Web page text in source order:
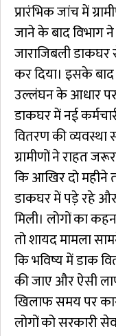
प्रारंभिक जांच में
जाने के बाद विभाग
जाराजिबली डाकघर
कर दिया। इसके
उल्लंघन के आधार पर
डाकघर में नई
वितरण की व्यवस्था
ग्रामीणों ने राहत
कि आखिर दो महीने
डाकघर में पड़े रहे और
मिली। लोगों का
तो शायद मामला
कि भविष्य में डाक
की जाए और ऐसी
खिलाफ समय पर
लोगों को सरकारी